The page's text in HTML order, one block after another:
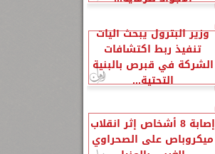
وزير البترول يبحث آليات
تنفيذ ربط اكتشافات
الشركة في قبرص بالبنية
التحتية...
إصابة 8 أشخاص إثر انقلاب
ميكروباص على الصحراوي